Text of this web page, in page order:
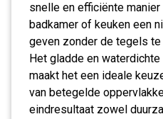
snelle en efficiënte
badkamer of keuken een
geven zonder de tegels te
Het gladde en
maakt het een ideale
van betegelde
eindresultaat zowel